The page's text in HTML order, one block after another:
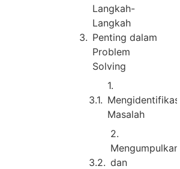
Langkah-
Langkah
Penting dalam
Problem
Solving
1.
Mengidentifikasi
Masalah
2.
Mengumpulkan
dan